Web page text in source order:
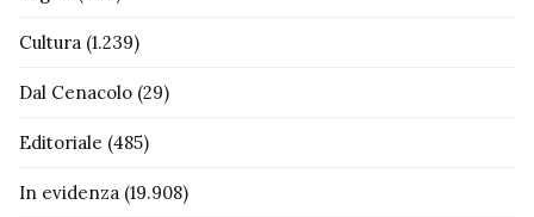
Cultura (1.239)
Dal Cenacolo (29)
Editoriale (485)
In evidenza (19.908)